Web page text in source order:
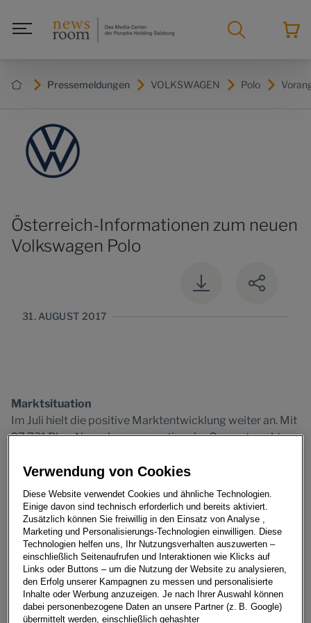
Pressemeldungen VOLKSWAGEN Polo
Österreich-Informationen zum neuen
Volkswagen Polo
31. AUGUST 2017
Marktsituation
Im Juli hielt die positive Marktentwicklung weiter an. Mit
27.731 Pkw-Neuzulassungen stieg der Gesamtmarkt um
Kumuliert präsentiert sich der Neuwagenmarkt per Ende
Juli mit 214.292 Neuzulassungen ebenfalls sehr
dynamisch. Mit einer Steigerung von 7,9 % zum
Vergleichszeitraum des Vorjahres hält der positive
Aufwärtstrend weiter an.
Volkswagen konnte im Juli aufgrund des
bevorstehenden Modellwechsel des Polo und
Lieferengpässen bei Tiguan und e-Golf zwar das Niveau
Verwendung von Cookies
Diese Website verwendet Cookies und ähnliche Technologien.
Einige davon sind technisch erforderlich und bereits aktiviert.
Zusätzlich können Sie freiwillig in den Einsatz von Analyse ,
Marketing und Personalisierungs-Technologien einwilligen. Diese
Technologien helfen uns, Ihr Nutzungsverhalten auszuwerten –
einschließlich Seitenaufrufen und Interaktionen wie Klicks auf
Links oder Buttons – um die Nutzung der Website zu analysieren,
den Erfolg unserer Kampagnen zu messen und personalisierte
Inhalte oder Werbung anzuzeigen. Je nach Ihrer Auswahl können
dabei personenbezogene Daten an unsere Partner (z. B. Google)
übermittelt werden, einschließlich gehashter